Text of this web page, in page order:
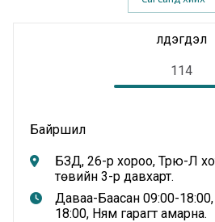
Байршил
БЗД, 26-р хороо, Трю-Л
төвийн 3-р давхарт.
Даваа-Баасан 09:00-
18:00, Ням гарагт амарна.
Үлдэгдэл
114